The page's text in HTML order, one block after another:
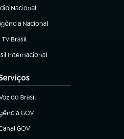
Nacional
Nacional
nova aba)
TV Brasil
(abre em nova aba)
Internacional
nova aba)
do Brasil
em nova aba)
GOV
em nova aba)
GOV
em nova aba)